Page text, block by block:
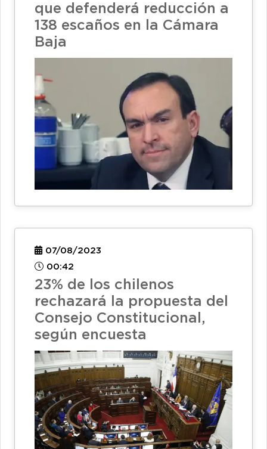
que defenderá reducción a
138 escaños en la Cámara
Baja
07/08/2023
00:42
23% de los chilenos
rechazará la propuesta del
Consejo Constitucional,
según encuesta